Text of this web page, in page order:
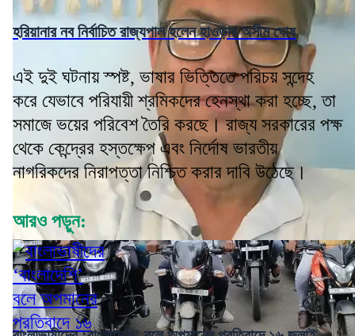
হরিয়ানার নব নির্বাচিত রাজ্যপাল হলেন হাওড়ার অসীম ঘোষ
এই দুই ঘটনায় স্পষ্ট, ভাষার ভিত্তিতে পরিচয় সন্দেহ
করে যেভাবে পরিযায়ী শ্রমিকদের হেনস্থা করা হচ্ছে, তা
সমাজে ভয়ের পরিবেশ তৈরি করছে। রাজ্য সরকারের পক্ষ
থেকে কেন্দ্রের হস্তক্ষেপ এবং নির্দোষ ভারতীয়
নাগরিকদের নিরাপত্তা নিশ্চিত করার দাবি উঠেছে।
আরও পড়ুন: